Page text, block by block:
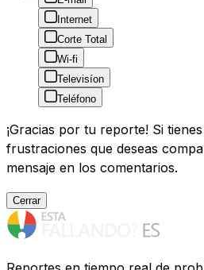
Internet
Corte Total
Wi-fi
Televisíon
Teléfono
¡Gracias por tu reporte! Si
frustraciones que deseas
mensaje en los comentarios.
Cerrar